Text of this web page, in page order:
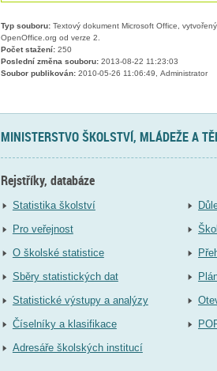
Typ souboru:Textový dokument Microsoft Office,
OpenOffice.org od verze 2.
Počet stažení:250
Poslední změna souboru:2013-08-22 11:23:03
Soubor publikován:2010-05-26 11:06:49, Administrator
MINISTERSTVO ŠKOLSTVÍ, MLÁDEŽE A
Rejstříky, databáze
Statistika školství
Pro veřejnost
O školské statistice
Sběry statistických dat
Statistické výstupy a analýzy
Číselníky a klasifikace
Adresáře školských institucí